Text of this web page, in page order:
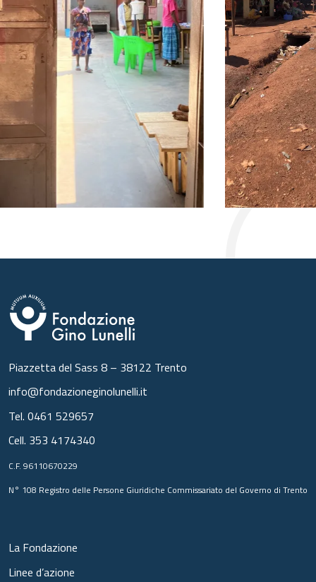
Piazzetta del Sass 8 – 38122 Trento
info@fondazioneginolunelli.it
Tel. 0461 529657
Cell. 353 4174340
C.F. 96110670229
N° 108 Registro delle Persone Giuridiche Commissariato del Governo di Trento
La Fondazione
Linee d’azione